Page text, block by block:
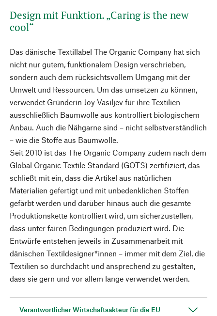
Design mit Funktion. „Caring is the new
cool“
Das dänische Textillabel The Organic Company hat sich
nicht nur gutem, funktionalem Design verschrieben,
sondern auch dem rücksichtsvollem Umgang mit der
Umwelt und Ressourcen. Um das umsetzen zu können,
verwendet Gründerin Joy Vasiljev für ihre Textilien
ausschließlich Baumwolle aus kontrolliert biologischem
Anbau. Auch die Nähgarne sind – nicht selbstverständlich
– wie die Stoffe aus Baumwolle.
Seit 2010 ist das The Organic Company zudem nach dem
Global Organic Textile Standard (GOTS) zertifiziert, das
schließt mit ein, dass die Artikel aus natürlichen
Materialien gefertigt und mit unbedenklichen Stoffen
gefärbt werden und darüber hinaus auch die gesamte
Produktionskette kontrolliert wird, um sicherzustellen,
dass unter fairen Bedingungen produziert wird. Die
Entwürfe entstehen jeweils in Zusammenarbeit mit
dänischen Textildesigner*innen – immer mit dem Ziel, die
Textilien so durchdacht und ansprechend zu gestalten,
dass sie gern und vor allem lange verwendet werden.
Verantwortlicher Wirtschaftsakteur für die EU